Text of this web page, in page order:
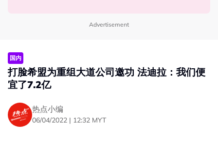
Advertisement
国内
打脸希盟为重组大道公司邀功 法迪拉：我们便
宜了7.2亿
热点小编
06/04/2022 | 12:32 MYT